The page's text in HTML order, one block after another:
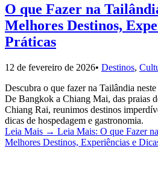
O que Fazer na
Melhores Destinos,
Práticas
12 de fevereiro de 2026• Destinos,
Descubra o que fazer na Tailândia
De Bangkok a Chiang Mai, das praias
Chiang Rai, reunimos destinos
dicas de hospedagem e gastronomia.
Leia Mais → Leia Mais: O que Fazer
Melhores Destinos, Experiências e